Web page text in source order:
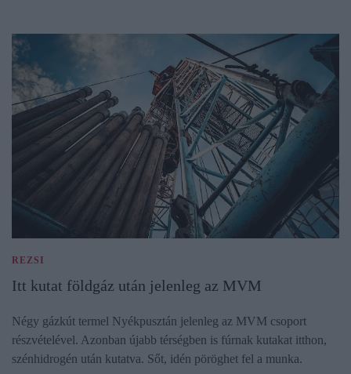
REZSI
Itt kutat földgáz után jelenleg az MVM
Négy gázkút termel Nyékpusztán jelenleg az MVM csoport
részvételével. Azonban újabb térségben is fúrnak kutakat itthon,
szénhidrogén után kutatva. Sőt, idén pöröghet fel a munka.